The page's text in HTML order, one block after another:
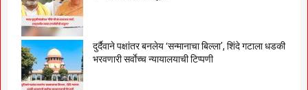
दुर्दैवाने पक्षांतर बनलेय ‘सन्मानाचा बिल्ला’, शिंदे गटाला धडकी
भरवणारी सर्वाेच्च न्यायालयाची टिप्पणी